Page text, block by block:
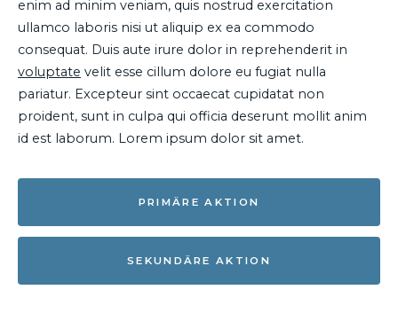
enim ad minim veniam, quis nostrud exercitation
ullamco laboris nisi ut aliquip ex ea commodo
consequat. Duis aute irure dolor in reprehenderit in
voluptate velit esse cillum dolore eu fugiat nulla
pariatur. Excepteur sint occaecat cupidatat non
proident, sunt in culpa qui officia deserunt mollit anim
id est laborum. Lorem ipsum dolor sit amet.
PRIMÄRE AKTION
SEKUNDÄRE AKTION